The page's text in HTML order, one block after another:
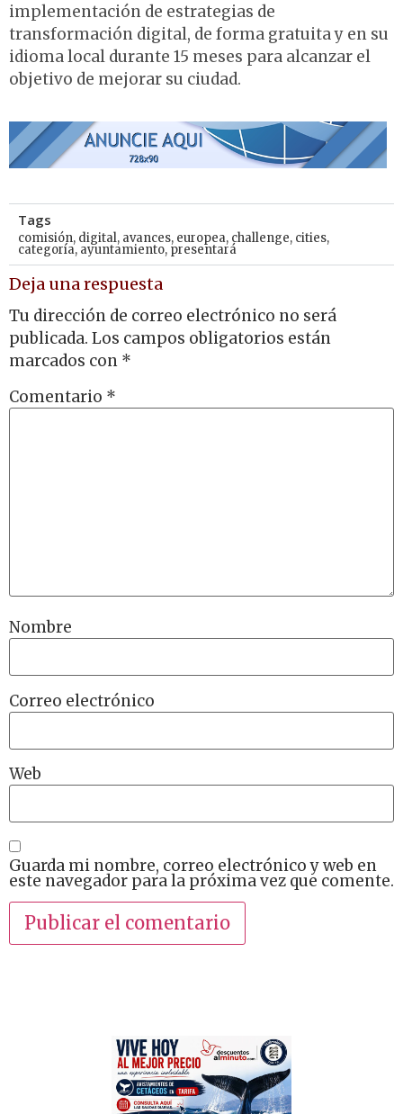
implementación de estrategias de
transformación digital, de forma gratuita y en su
idioma local durante 15 meses para alcanzar el
objetivo de mejorar su ciudad.
Tags
comisión, digital, avances, europea, challenge, cities,
categoría, ayuntamiento, presentará
Deja una respuesta
Tu dirección de correo electrónico no será
publicada. Los campos obligatorios están
marcados con *
Comentario *
Nombre
Correo electrónico
Web
Guarda mi nombre, correo electrónico y web en
este navegador para la próxima vez que comente.